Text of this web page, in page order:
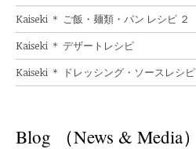
Kaiseki ＊ ご飯・麺類・パン レシピ ２
Kaiseki ＊ デザートレシピ
Kaiseki ＊ ドレッシング・ソースレシピ
Blog （News & Media）